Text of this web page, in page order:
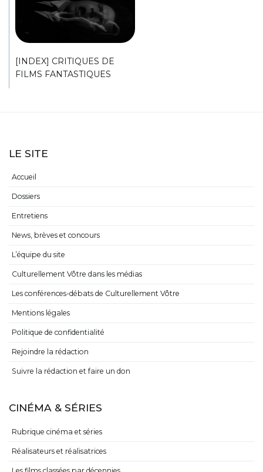
[INDEX] CRITIQUES DE
FILMS FANTASTIQUES
LE SITE
Accueil
Dossiers
Entretiens
News, brèves et concours
L’équipe du site
Culturellement Vôtre dans les médias
Les conférences-débats de Culturellement Vôtre
Mentions légales
Politique de confidentialité
Rejoindre la rédaction
Suivre la rédaction et faire un don
CINÉMA & SÉRIES
Rubrique cinéma et séries
Réalisateurs et réalisatrices